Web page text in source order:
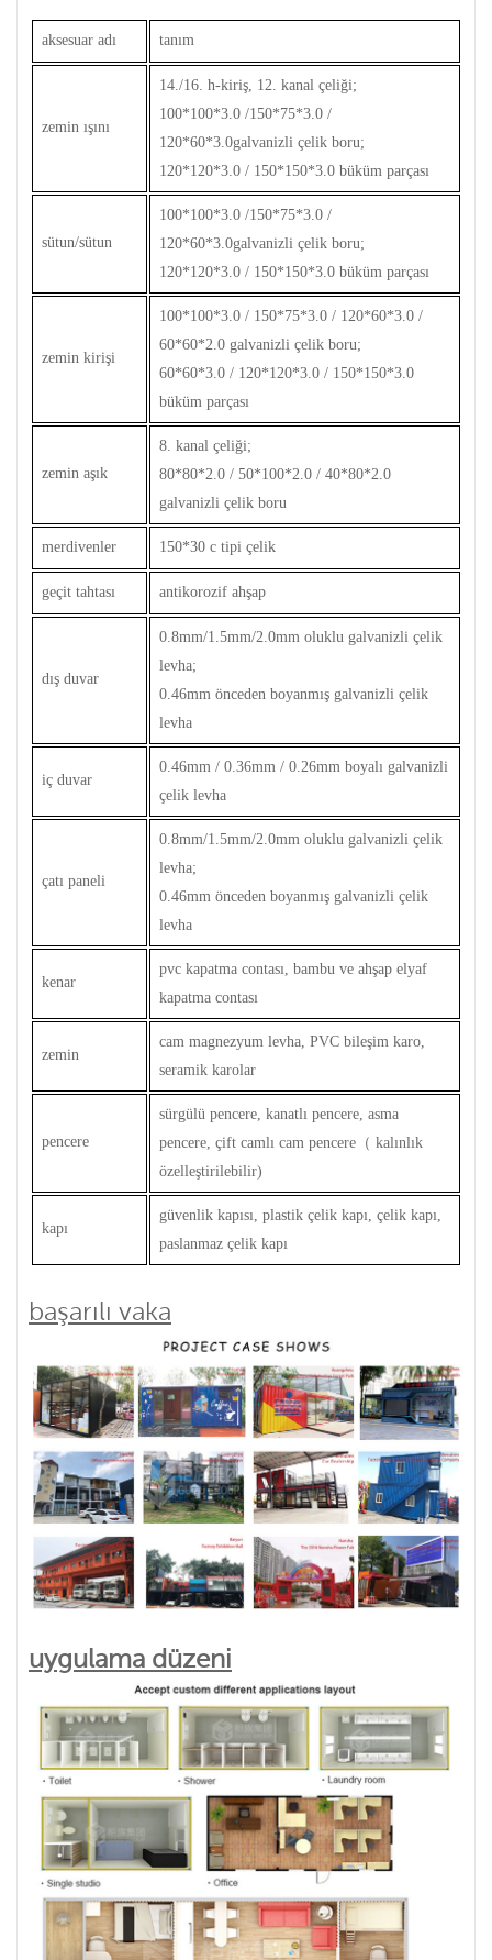
aksesuar adı tanım
zemin ışını
14./16. h-kiriş, 12. kanal çeliği;
100*100*3.0 /150*75*3.0 /
120*60*3.0galvanizli çelik boru;
120*120*3.0 / 150*150*3.0 büküm parçası
sütun/sütun
100*100*3.0 /150*75*3.0 /
120*60*3.0galvanizli çelik boru;
120*120*3.0 / 150*150*3.0 büküm parçası
zemin kirişi
100*100*3.0 / 150*75*3.0 / 120*60*3.0 /
60*60*2.0 galvanizli çelik boru;
60*60*3.0 / 120*120*3.0 / 150*150*3.0
büküm parçası
zemin aşık
8. kanal çeliği;
80*80*2.0 / 50*100*2.0 / 40*80*2.0
galvanizli çelik boru
merdivenler 150*30 c tipi çelik
geçit tahtası antikorozif ahşap
dış duvar
0.8mm/1.5mm/2.0mm oluklu galvanizli çelik
levha;
0.46mm önceden boyanmış galvanizli çelik
levha
iç duvar
0.46mm / 0.36mm / 0.26mm boyalı galvanizli
çelik levha
çatı paneli
0.8mm/1.5mm/2.0mm oluklu galvanizli çelik
levha;
0.46mm önceden boyanmış galvanizli çelik
levha
kenar
pvc kapatma contası, bambu ve ahşap elyaf
kapatma contası
zemin
cam magnezyum levha, PVC bileşim karo,
seramik karolar
pencere
sürgülü pencere, kanatlı pencere, asma
pencere, çift camlı cam pencere （ kalınlık
özelleştirilebilir)
kapı
güvenlik kapısı, plastik çelik kapı, çelik kapı,
paslanmaz çelik kapı
başarılı vaka
uygulama düzeni